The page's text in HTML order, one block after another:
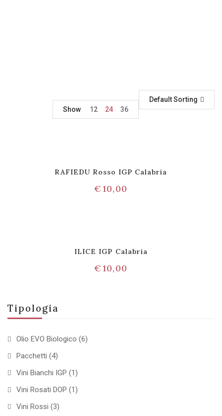
Tipologia
Olio EVO Biologico (6)
Pacchetti (4)
Vini Bianchi IGP (1)
Vini Rosati DOP (1)
Vini Rossi (3)
Default Sorting
Show
12 24 36
RAFIEDU Rosso IGP Calabria
€10,00
ILICE IGP Calabria
€10,00